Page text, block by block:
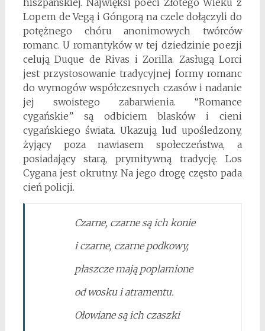
Lopem de Vegą i Góngorą na czele dołączyli do
potężnego chóru anonimowych twórców
romanc. U romantyków w tej dziedzinie poezji
celują Duque de Rivas i Zorilla. Zasługą Lorci
jest przystosowanie tradycyjnej formy romanc
do wymogów współczesnych czasów i nadanie
jej swoistego zabarwienia. “Romance
cygańskie” są odbiciem blasków i cieni
cygańskiego świata. Ukazują lud upośledzony,
żyjący poza nawiasem społeczeństwa, a
posiadający starą, prymitywną tradycję. Los
Cygana jest okrutny. Na jego drogę często pada
cień policji.
Czarne, czarne są ich konie
i czarne, czarne podkowy,
płaszcze mają poplamione
od wosku i atramentu.
Ołowiane są ich czaszki